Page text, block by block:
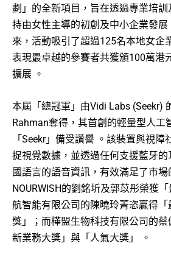
劃」的全新項目，旨在透過專業培
持由女性主導的初創及中小企業發
來，活動吸引了超過125名本地女企
表現最卓越的參賽者共獲頒100萬港
擴展 。
本屆「總冠軍」由Vidi Labs (Seekr)
Rahman奪得，其首創的輕量型人工
「Seekr」備受讚譽 。該裝置與視障
捉視覺數據，並透過任何支援藍牙
國語言的語音資訊，有效滿足了市
NOURWISH的劉銘圻及郭苡彤榮獲
航智能有限公司的陳曉玲菁恣贏得「
獎」；而樺盟生物科技有限公司的蔡
新業務大獎」與「人氣大獎」
。